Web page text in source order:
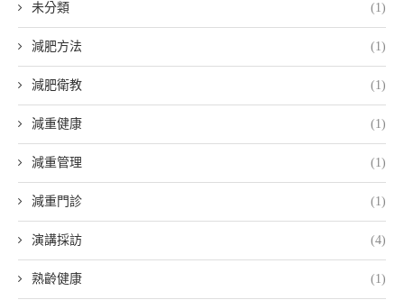
未分類 (1)
減肥方法 (1)
減肥衛教 (1)
減重健康 (1)
減重管理 (1)
減重門診 (1)
演講採訪 (4)
熟齡健康 (1)